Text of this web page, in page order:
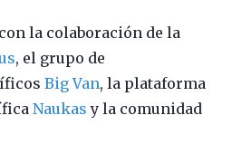
la colaboración de la
, el grupo de
Big Van, la plataforma
Naukas y la comunidad